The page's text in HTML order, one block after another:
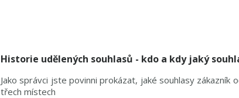
Historie udělených souhlasů - kdo a kdy jaký
Jako správci jste povinni prokázat, jaké souhlasy zákazník
třech místech